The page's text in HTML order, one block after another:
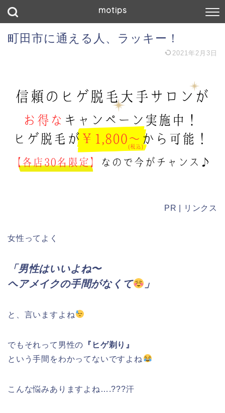
motips
町田市に通える人、ラッキー！
2021年2月3日
PR | リンクス
女性ってよく
「男性はいいよね〜
ヘアメイクの手間がなくて
」
と、言いますよね
でもそれって男性の 『ヒゲ剃り』
という手間をわかってないですよね
こんな悩みありますよね….???汗